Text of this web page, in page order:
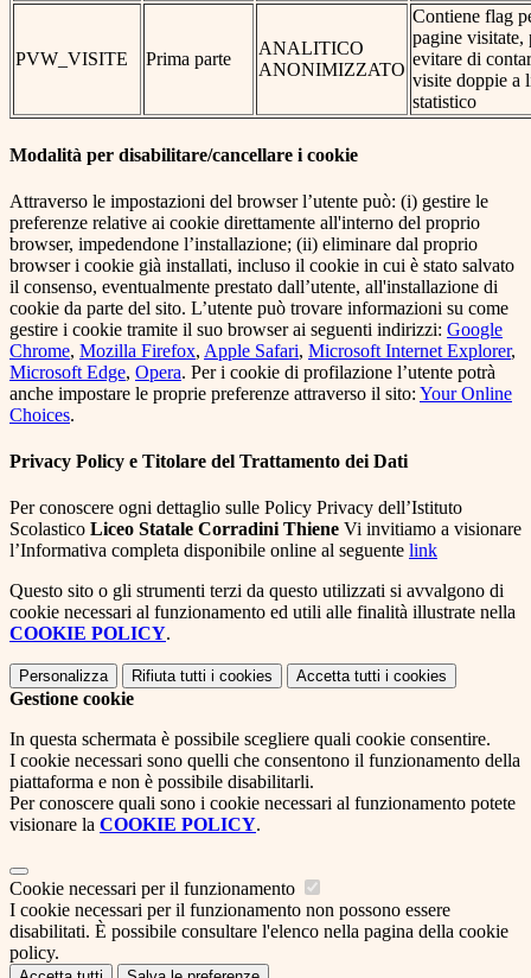
PVW_VISITE Prima parte
ANALITICO
ANONIMIZZATO
Contiene flag
pagine visitate,
evitare di
visite doppie a
statistico
Modalità per disabilitare/cancellare i cookie
Attraverso le impostazioni del browser l’utente può: (i) gestire le
preferenze relative ai cookie direttamente all'interno del proprio
browser, impedendone l’installazione; (ii) eliminare dal proprio
browser i cookie già installati, incluso il cookie in cui è stato salvato
il consenso, eventualmente prestato dall’utente, all'installazione di
cookie da parte del sito. L’utente può trovare informazioni su come
gestire i cookie tramite il suo browser ai seguenti indirizzi: Google
Chrome, Mozilla Firefox, Apple Safari, Microsoft Internet Explorer,
Microsoft Edge, Opera. Per i cookie di profilazione l’utente potrà
anche impostare le proprie preferenze attraverso il sito: Your Online
Choices.
Privacy Policy e Titolare del Trattamento dei Dati
Per conoscere ogni dettaglio sulle Policy Privacy dell’Istituto
Scolastico Liceo Statale Corradini Thiene Vi invitiamo a visionare
l’Informativa completa disponibile online al seguente link
Questo sito o gli strumenti terzi da questo utilizzati si avvalgono di
cookie necessari al funzionamento ed utili alle finalità illustrate nella
COOKIE POLICY.
Personalizza Rifiuta tutti i cookies Accetta tutti i cookies
Gestione cookie
In questa schermata è possibile scegliere quali cookie consentire.
I cookie necessari sono quelli che consentono il funzionamento della
piattaforma e non è possibile disabilitarli.
Per conoscere quali sono i cookie necessari al funzionamento potete
visionare la COOKIE POLICY.
Cookie necessari per il funzionamento
I cookie necessari per il funzionamento non possono essere
disabilitati. È possibile consultare l'elenco nella pagina della cookie
policy.